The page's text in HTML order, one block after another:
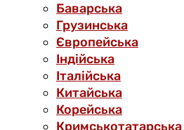
Баварська
Грузинська
Європейська
Індійська
Італійська
Китайська
Корейська
Кримськотатарська